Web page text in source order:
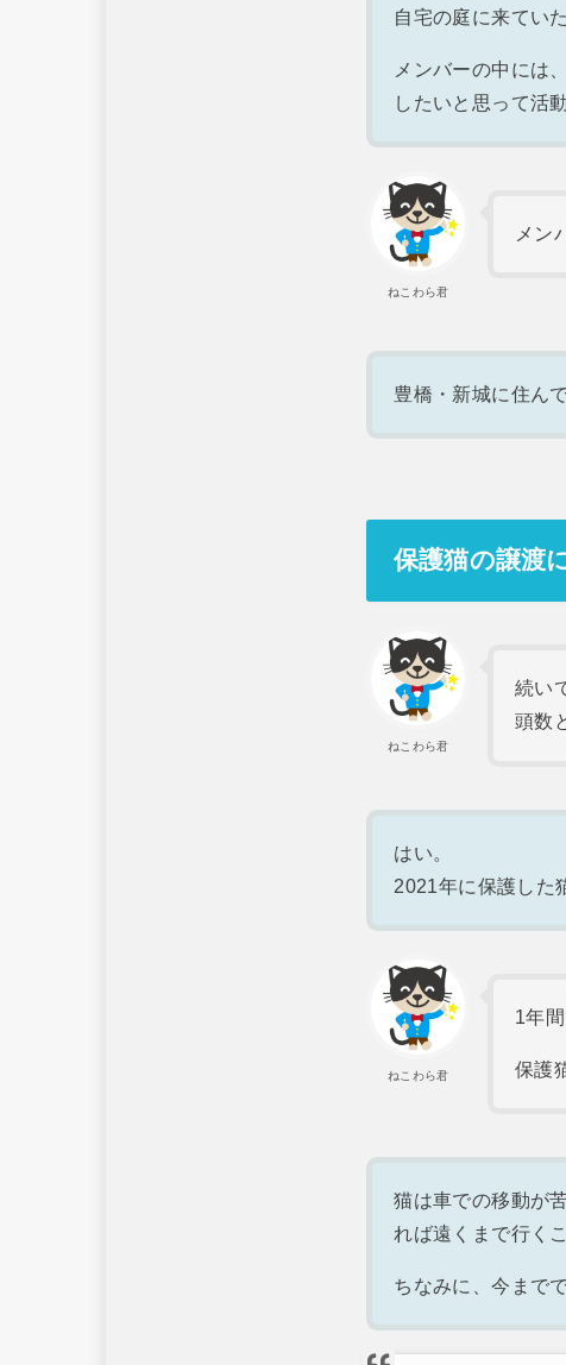
自宅の庭に来てい
メンバーの中には
したいと思って活
ねこわら君
メン
豊橋・新城に住ん
保護猫の譲渡
ねこわら君
続い
頭数
はい。
2021年に保護した
ねこわら君
1年
保護
猫は車での移動が
れば遠くまで行く
ちなみに、今まで